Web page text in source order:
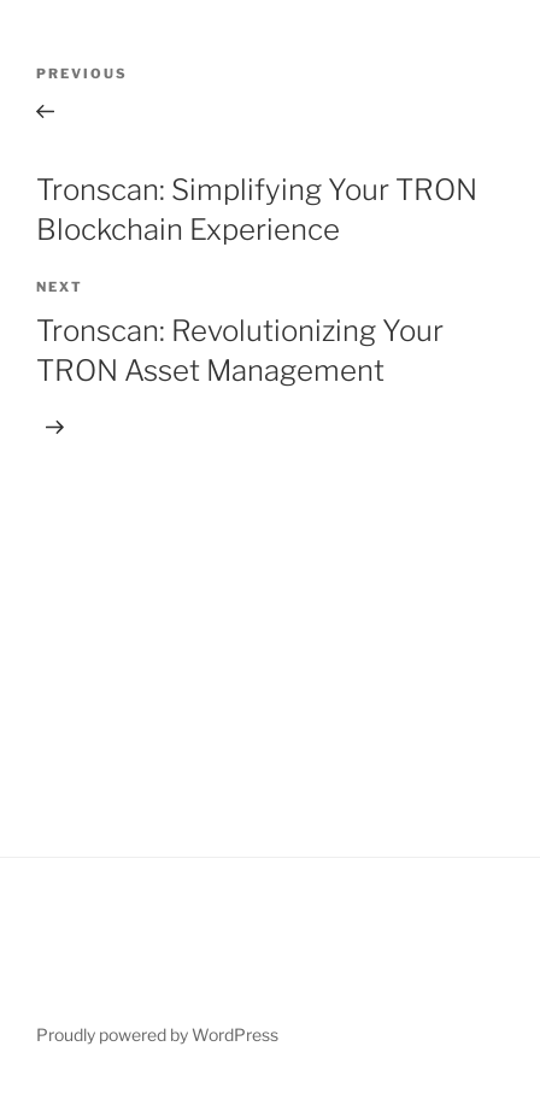
Previous
Post
PREVIOUS
Tronscan: Simplifying Your TRON
Blockchain Experience
Next
Post
NEXT
Tronscan: Revolutionizing Your
TRON Asset Management
Proudly powered by WordPress